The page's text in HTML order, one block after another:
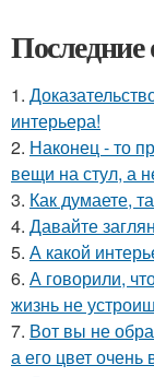
Последние
1.
интерьера!
2. Наконец - то
вещи на стул, а
3. Как думаете,
4. Давайте
5. А какой
6. А говорили,
жизнь не
7. Вот вы не
а его цвет очень